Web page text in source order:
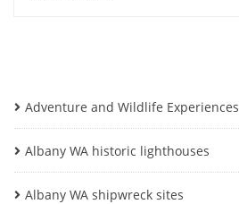
Adventure and Wildlife Experiences
Albany WA historic lighthouses
Albany WA shipwreck sites